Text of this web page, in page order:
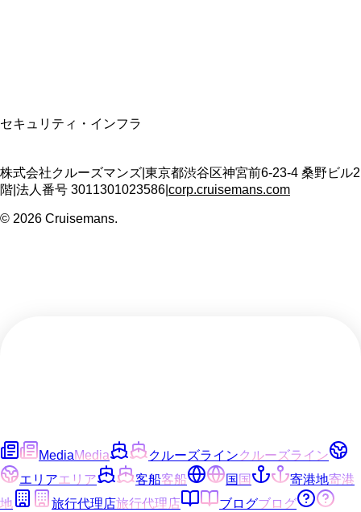
セキュリティ・インフラ
株式会社クルーズマンズ 東京都渋谷区神宮前6-23-4 桑野ビル2
階 法人番号 3011301023586 corp.cruisemans.com
© 2026 Cruisemans.
MediaMedia クルーズラインクルーズライン
エリアエリア 客船客船 国国 寄港地寄港
地
旅行代理店旅行代理店 ブログブログ